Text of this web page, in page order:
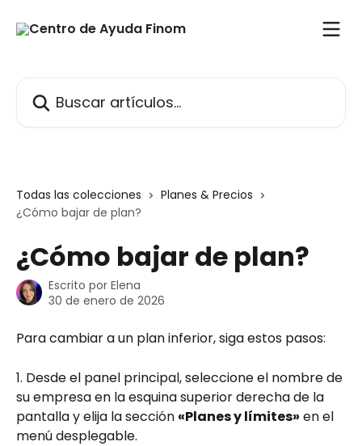
Todas las colecciones
Planes & Precios
¿Cómo bajar de plan?
¿Cómo bajar de plan?
Escrito por Elena
30 de enero de 2026
Para cambiar a un plan inferior, siga estos pasos:
1. Desde el panel principal, seleccione el nombre de
su empresa en la esquina superior derecha de la
pantalla y elija la sección «Planes y límites» en el
menú desplegable.